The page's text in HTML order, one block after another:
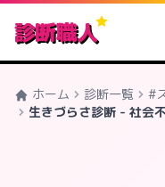
診断職人
ホーム 診断一覧
#
生きづらさ診断 - 社会